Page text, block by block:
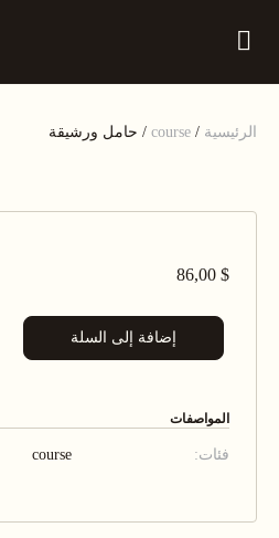
الرئيسية /
course / حامل ورشيقة
86,00 $
إضافة إلى السلة
المواصفات
فئات: course